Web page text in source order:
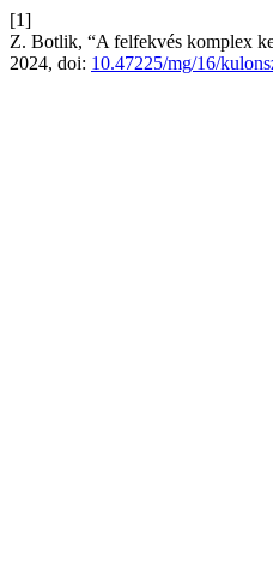
[1]
Z. Botlik, “A felfekvés komplex
2024, doi: 10.47225/mg/16/